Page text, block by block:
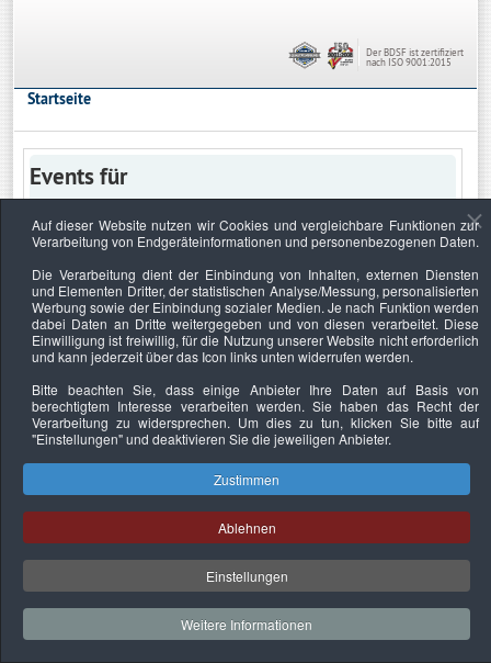
Der BDSF ist zertifiziert
nach ISO 9001:2015
Startseite
Events für
Keine Termine
Datenschutzerklärung Urheberrechtsnachweise Nachhaltigkeit
Copyright © 2026. Bundesverband Deutscher
Sachverständiger und Fachgutachter e.V..
Auf dieser Website nutzen wir Cookies und vergleichbare Funktionen zur
Verarbeitung von Endgeräteinformationen und personenbezogenen Daten.
Die Verarbeitung dient der Einbindung von Inhalten, externen Diensten
und Elementen Dritter, der statistischen Analyse/Messung, personalisierten
Werbung sowie der Einbindung sozialer Medien. Je nach Funktion werden
dabei Daten an Dritte weitergegeben und von diesen verarbeitet. Diese
Einwilligung ist freiwillig, für die Nutzung unserer Website nicht erforderlich
und kann jederzeit über das Icon links unten widerrufen werden.
Bitte beachten Sie, dass einige Anbieter Ihre Daten auf Basis von
berechtigtem Interesse verarbeiten werden. Sie haben das Recht der
Verarbeitung zu widersprechen. Um dies zu tun, klicken Sie bitte auf
"Einstellungen"und deaktivieren Sie die jeweiligen Anbieter.
Zustimmen
Ablehnen
Einstellungen
Weitere Informationen